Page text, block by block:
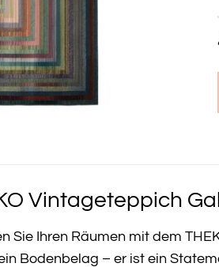
Vintageteppich
Sie Ihren Räumen mit dem
Bodenbelag – er ist ein